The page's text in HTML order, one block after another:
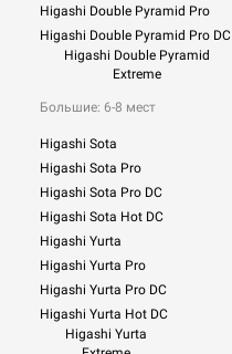
Higashi Double Pyramid Pro
Higashi Double Pyramid Pro DC
Higashi Double Pyramid
Extreme
Большие: 6-8 мест
Higashi Sota
Higashi Sota Pro
Higashi Sota Pro DC
Higashi Sota Hot DC
Higashi Yurta
Higashi Yurta Pro
Higashi Yurta Pro DC
Higashi Yurta Hot DC
Higashi Yurta